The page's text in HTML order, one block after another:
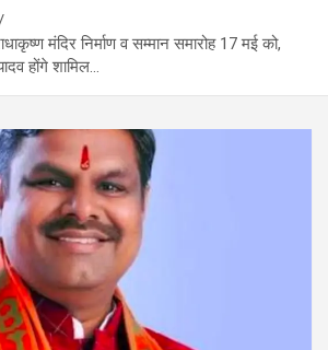
मंदिर निर्माण व सम्मान समारोह 17 मई को,
होंगे शामिल…